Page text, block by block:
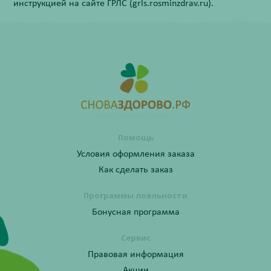
инструкцией на сайте ГРЛС (grls.rosminzdrav.ru).
Помощь
Условия оформления заказа
Как сделать заказ
Программы лояльности
Бонусная программа
Сервис
Правовая информация